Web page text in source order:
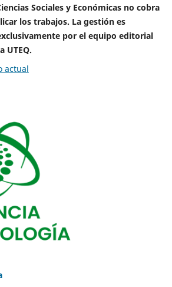
Sociales y Económicas no cobra
los trabajos. La gestión es
por el equipo editorial
UTEQ.
actual